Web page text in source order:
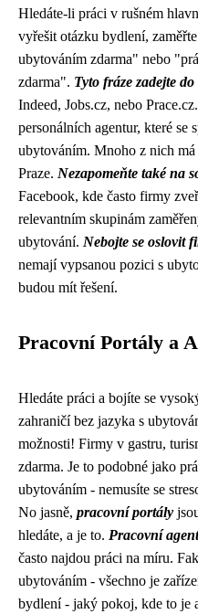
Hledáte-li práci v rušném
vyřešit otázku bydlení,
ubytováním zdarma" nebo
zdarma". Tyto fráze zadejte
Indeed, Jobs.cz, nebo
personálních agentur, které se
ubytováním. Mnoho z nich
Praze. Nezapomeňte také na
Facebook, kde často firmy
relevantním skupinám
ubytování. Nebojte se oslovit
nemají vypsanou pozici s
budou mít řešení.
Pracovní Portály a
Hledáte práci a bojíte se
zahraničí bez jazyka s
možnosti! Firmy v gastru,
zdarma. Je to podobné jako
ubytováním - nemusíte se
No jasně, pracovní portály
hledáte, a je to. Pracovní
často najdou práci na míru.
ubytováním - všechno je
bydlení - jaký pokoj, kde to je